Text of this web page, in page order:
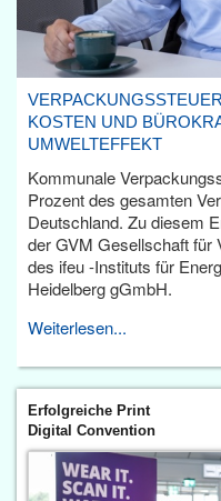
KOSTEN UND
UMWELTEFFEKT
Kommunale
Prozent des gesamten
Deutschland. Zu diesem
der GVM Gesellschaft für
des ifeu -Instituts für
Heidelberg gGmbH.
Weiterlesen...
Erfolgreiche Print
Digital Convention